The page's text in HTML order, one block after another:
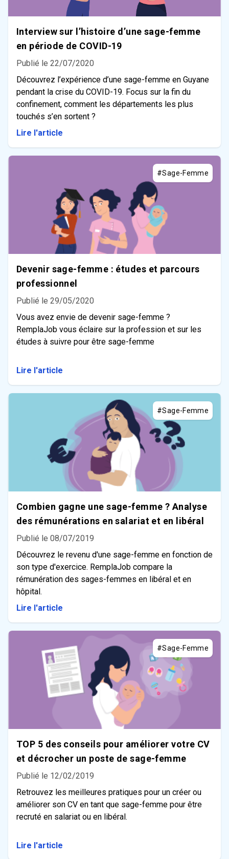
Interview sur l’histoire d’une sage-femme
en période de COVID-19
Publié le 22/07/2020
Découvrez l’expérience d’une sage-femme en Guyane
pendant la crise du COVID-19. Focus sur la fin du
confinement, comment les départements les plus
touchés s’en sortent ?
Lire l'article
#Sage-Femme
Devenir sage-femme : études et parcours
professionnel
Publié le 29/05/2020
Vous avez envie de devenir sage-femme ?
RemplaJob vous éclaire sur la profession et sur les
études à suivre pour être sage-femme
Lire l'article
#Sage-Femme
Combien gagne une sage-femme ? Analyse
des rémunérations en salariat et en libéral
Publié le 08/07/2019
Découvrez le revenu d'une sage-femme en fonction de
son type d'exercice. RemplaJob compare la
rémunération des sages-femmes en libéral et en
hôpital.
Lire l'article
#Sage-Femme
TOP 5 des conseils pour améliorer votre CV
et décrocher un poste de sage-femme
Publié le 12/02/2019
Retrouvez les meilleures pratiques pour un créer ou
améliorer son CV en tant que sage-femme pour être
recruté en salariat ou en libéral.
Lire l'article